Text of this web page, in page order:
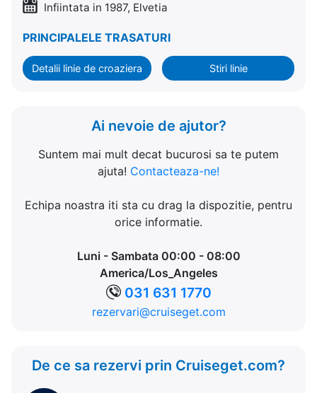
Infiintata in 1987, Elvetia
PRINCIPALELE TRASATURI
Detalii linie de croaziera Stiri linie
Ai nevoie de ajutor?
Suntem mai mult decat bucurosi sa te putem
ajuta! Contacteaza-ne!
Echipa noastra iti sta cu drag la dispozitie, pentru
orice informatie.
Luni - Sambata 00:00 - 08:00
America/Los_Angeles
031 631 1770
rezervari@cruiseget.com
De ce sa rezervi prin Cruiseget.com?